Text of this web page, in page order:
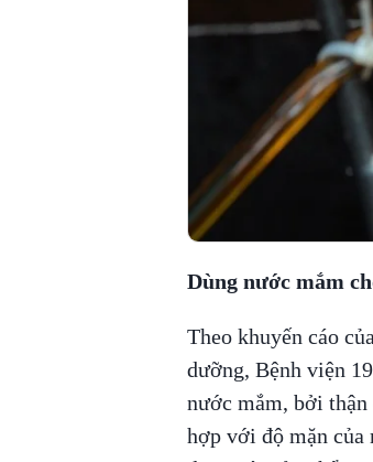
Dùng nước mắm
Theo khuyến cáo
dưỡng, Bệnh viện
nước mắm, bởi thận
hợp với độ mặn của